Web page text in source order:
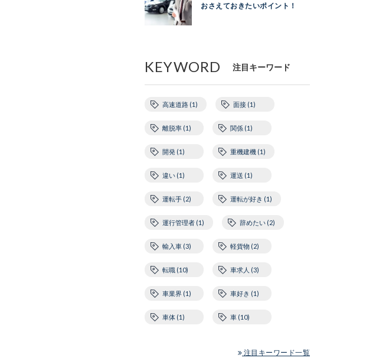
おさえておきたいポイント！
KEYWORD 注目キーワード
高速道路 (1) 面接 (1)
離脱率 (1) 関係 (1)
開発 (1) 重機建機 (1)
違い (1) 運送 (1)
運転手 (2) 運転が好き (1)
運行管理者 (1) 辞めたい (2)
輸入車 (3) 軽貨物 (2)
転職 (10) 車求人 (3)
車業界 (1) 車好き (1)
車体 (1) 車 (10)
注目キーワード一覧